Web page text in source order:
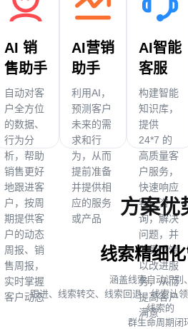
AI 销
售助手
自动对客
户全方位
的数据、
行为分
析，帮助
销售更好
地跟进客
户，按周
期提供客
户的动态
周报、销
售周报，
实时掌握
客户动态
AI营销
助手
利用AI，
预测客户
未来的需
求和行
为，从而
提前准备
并提供相
应的服务
或产品
AI智能
客服
构建智能
知识库，
提供
24*7 的
高质量客
户服务，
快速响应
客户咨
询，解决
问题，并
收集反馈
以改进服
务，从而
提高客户
满意
方案优
线索精细
涵盖线索自动识别
跟进、线索转交、线索回退、线索认
线索的
群生命周期闭